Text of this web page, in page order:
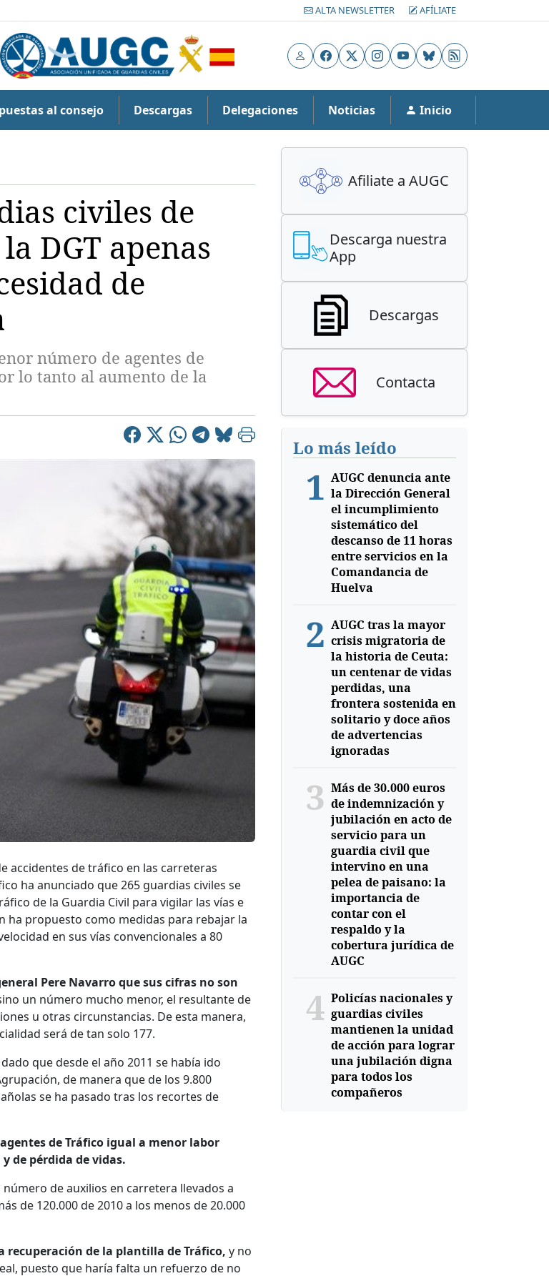
ALTA NEWSLETTER AFÍLIATE
UsuarioFacebook
X Instagram
YouTubeBluesky
RSS
al consejo Descargas Delegaciones Noticias Inicio
civiles de
DGT apenas
de
número de agentes de
lo tanto al aumento de la
accidentes de tráfico en las carreteras
ha anunciado que 265 guardias civiles se
de la Guardia Civil para vigilar las vías e
ha propuesto como medidas para rebajar la
en sus vías convencionales a 80
Pere Navarro que sus cifras no son
un número mucho menor, el resultante de
u otras circunstancias. De esta manera,
será de tan solo 177.
dado que desde el año 2011 se había ido
de manera que de los 9.800
se ha pasado tras los recortes de
de Tráfico igual a menor labor
de pérdida de vidas.
de auxilios en carretera llevados a
de 120.000 de 2010 a los menos de 20.000
recuperación de la plantilla de Tráfico, y no
puesto que haría falta un refuerzo de no
Afiliate a AUGC
Descarga nuestra
App
Descargas
Contacta
Lo más leído
1 AUGC denuncia ante
la Dirección General
el incumplimiento
sistemático del
descanso de 11 horas
entre servicios en la
Comandancia de
Huelva
2 AUGC tras la mayor
crisis migratoria de
la historia de Ceuta:
un centenar de vidas
perdidas, una
frontera sostenida en
solitario y doce años
de advertencias
ignoradas
3 Más de 30.000 euros
de indemnización y
jubilación en acto de
servicio para un
guardia civil que
intervino en una
pelea de paisano: la
importancia de
contar con el
respaldo y la
cobertura jurídica de
AUGC
4 Policías nacionales y
guardias civiles
mantienen la unidad
de acción para lograr
una jubilación digna
para todos los
compañeros